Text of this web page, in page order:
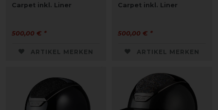
Carpet inkl. Liner
500,00 € *
ARTIKEL MERKEN
Carpet inkl. Liner
500,00 € *
ARTIKEL MERKEN